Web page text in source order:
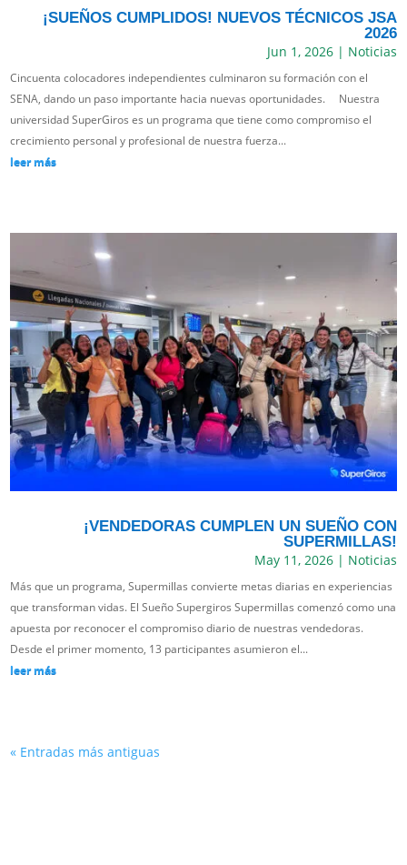
¡SUEÑOS CUMPLIDOS! NUEVOS TÉCNICOS JSA
2026
Jun 1, 2026| Noticias
Cincuenta colocadores independientes culminaron su formación con el
SENA, dando un paso importante hacia nuevas oportunidades. Nuestra
universidad SuperGiros es un programa que tiene como compromiso el
crecimiento personal y profesional de nuestra fuerza...
leer más
¡VENDEDORAS CUMPLEN UN SUEÑO CON
SUPERMILLAS!
May 11, 2026| Noticias
Más que un programa, Supermillas convierte metas diarias en experiencias
que transforman vidas. El Sueño Supergiros Supermillas comenzó como una
apuesta por reconocer el compromiso diario de nuestras vendedoras.
Desde el primer momento, 13 participantes asumieron el...
leer más
« Entradas más antiguas